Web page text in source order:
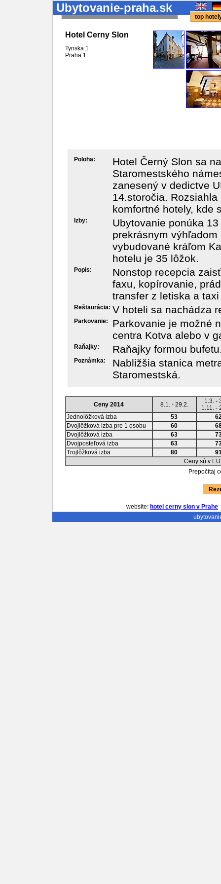
Ubytovanie-praha.sk
top
Hotel Cerny Slon
Tynska 1
Praha 1
Poloha:
Hotel Černý Slon sa
Staromestského
zanesený v dedictve
14.storočia.
komfortné hotely, kde
Izby:
Ubytovanie ponúka
prekrásnym
vybudované kráľom
hotelu je 35 lôžok.
Popis:
Nonstop recepcia
faxu, kopírovanie,
transfer z letiska a taxi
Reštaurácia: V hoteli sa nachádza
Parkovanie:
Parkovanie je možné
centra Kotva alebo v
Raňajky: Raňajky formou
Poznámka:
Nabližšia stanica
Staromestská.
Ceny 2014 8.1. - 29.2.
1.3. -
1.11. -
Jednolôžková izba
53
Dvojlôžková izba pre 1 osobu
60
Dvojlôžková izba
63
Dvojposteľová izba
63
Trojlôžková izba
80
Ceny sú v
Prepočítaj
website: hotel cerny slon v Prahe